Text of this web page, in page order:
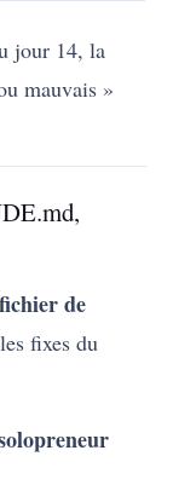
jour 14, la
mauvais »
fichier de
fixes du